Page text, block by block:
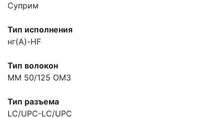
Суприм
Тип исполнения
нг(A)-HF
Тип волокон
MM 50/125 OM3
Тип разъема
LC/UPC-LC/UPC